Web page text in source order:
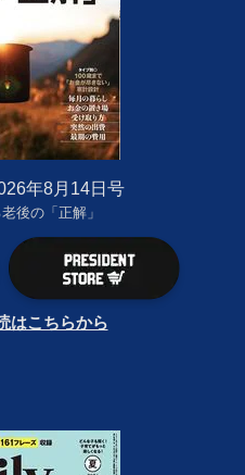
年8月14日号
後の「正解」
はこちらから